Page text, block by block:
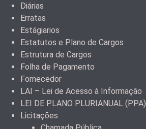
Diárias
Erratas
Estágiarios
Estatutos e Plano de Cargos
Estrutura de Cargos
Folha de Pagamento
Fornecedor
LAI – Lei de Acesso à Informação
LEI DE PLANO PLURIANUAL (PPA)
Licitações